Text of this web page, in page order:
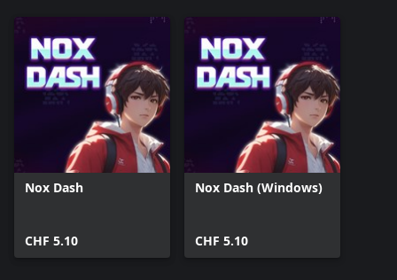
Nox Dash
CHF 5.10
Nox Dash (Windows)
CHF 5.10